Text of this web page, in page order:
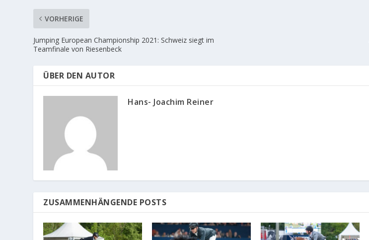
VORHERIGE
Jumping European Championship 2021: Schweiz siegt im
Teamfinale von Riesenbeck
ÜBER DEN AUTOR
Hans- Joachim Reiner
ZUSAMMENHÄNGENDE POSTS